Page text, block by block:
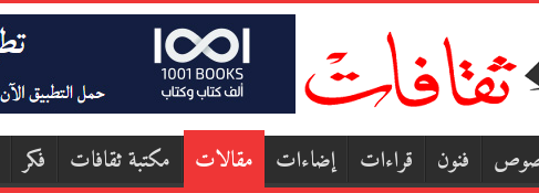
فنون قراءات إضاءات مقالات مكتبة ثقافات فكر